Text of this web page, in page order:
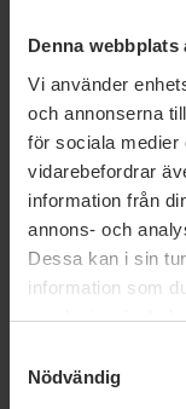
Denna webbplats
Vi använder
och annonserna
för sociala medier
vidarebefordrar
information från
annons- och
Dessa kan i sin
information som
samlat in när du
Nödvändig
Mer om
Om politik